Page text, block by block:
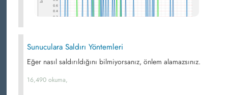
Sunuculara Saldırı Yöntemleri
Eğer nasıl saldırıldığını bilmiyorsanız, önlem alamazsınız.
16,490 okuma,